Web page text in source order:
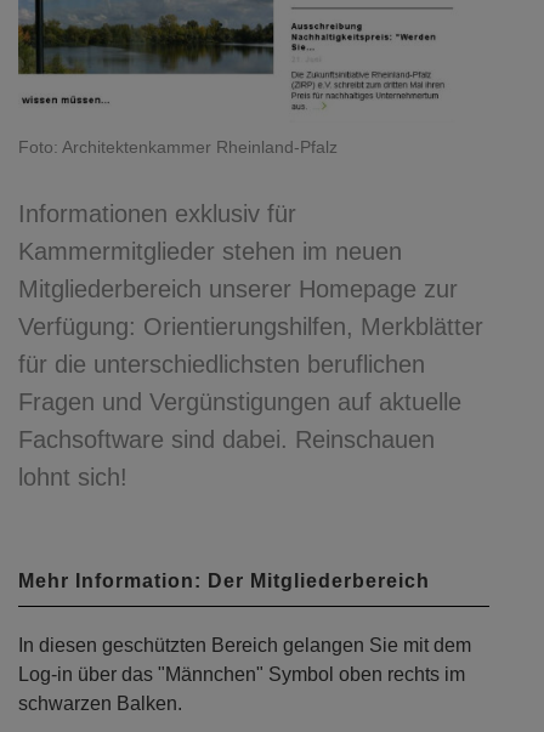
Foto: Architektenkammer Rheinland-Pfalz
Informationen exklusiv für
Kammermitglieder stehen im neuen
Mitgliederbereich unserer Homepage zur
Verfügung: Orientierungshilfen, Merkblätter
für die unterschiedlichsten beruflichen
Fragen und Vergünstigungen auf aktuelle
Fachsoftware sind dabei. Reinschauen
lohnt sich!
Mehr Information: Der Mitgliederbereich
In diesen geschützten Bereich gelangen Sie mit dem
Log-in über das "Männchen" Symbol oben rechts im
schwarzen Balken.